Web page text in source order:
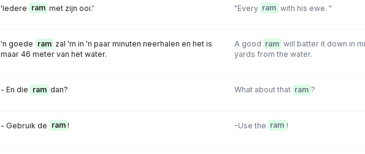
'Iedere ram met zijn ooi.' "Every ram with his ewe. "
'n goede ram zal 'm in 'n paar minuten neerhalen en het is
maar 46 meter van het water.
A good ram will batter it down in
yards from the water.
- En die ram dan? What about that ram ?
- Gebruik de ram ! -Use the ram !